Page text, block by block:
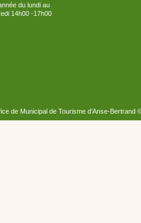
du lundi au
14h00 -17h00
de Municipal de Tourisme d’Anse-